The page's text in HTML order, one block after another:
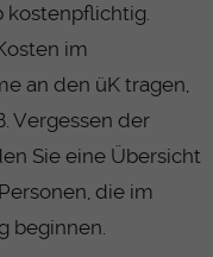
kostenpflichtig.
im
an den üK tragen,
Vergessen der
Sie eine Übersicht
die im
beginnen.